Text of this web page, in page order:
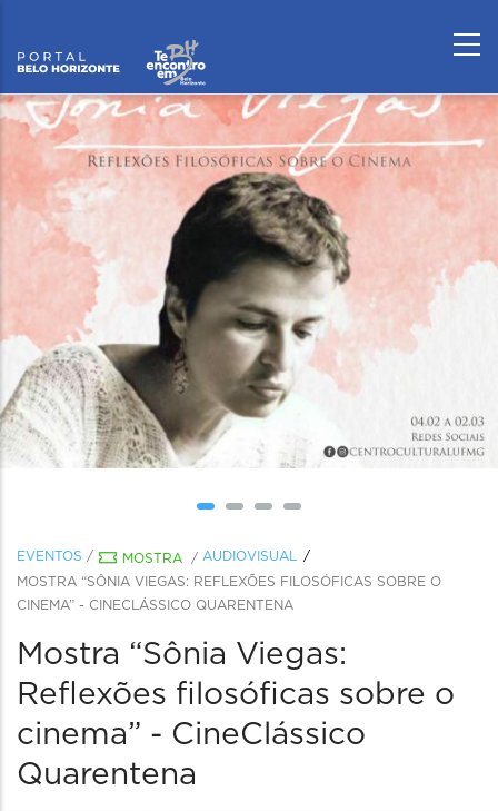
EVENTOS / MOSTRA / AUDIOVISUAL
MOSTRA “SÔNIA VIEGAS: REFLEXÕES FILOSÓFICAS SOBRE O
CINEMA” - CINECLÁSSICO QUARENTENA
Mostra “Sônia Viegas:
Reflexões filosóficas sobre o
cinema” - CineClássico
Quarentena